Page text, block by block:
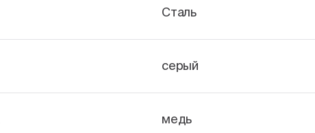
Сталь
серый
медь